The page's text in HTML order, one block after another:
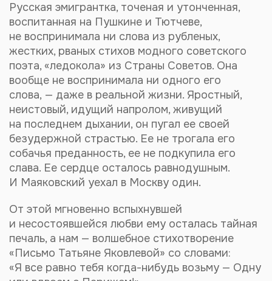
Русская эмигрантка, точеная и утонченная,
воспитанная на Пушкине и Тютчеве,
не воспринимала ни слова из рубленых,
жестких, рваных стихов модного советского
поэта, «ледокола» из Страны Советов. Она
вообще не воспринимала ни одного его
слова, — даже в реальной жизни. Яростный,
неистовый, идущий напролом, живущий
на последнем дыхании, он пугал ее своей
безудержной страстью. Ее не трогала его
собачья преданность, ее не подкупила его
слава. Ее сердце осталось равнодушным.
И Маяковский уехал в Москву один.
От этой мгновенно вспыхнувшей
и несостоявшейся любви ему осталась тайная
печаль, а нам — волшебное стихотворение
«Письмо Татьяне Яковлевой» со словами:
«Я все равно тебя когда-нибудь возьму — Одну